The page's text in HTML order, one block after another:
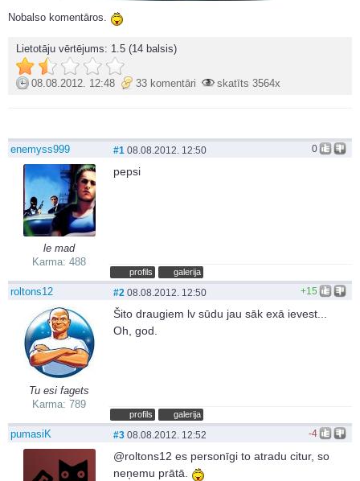
Nobalso komentāros.
Lietotāju vērtējums: 1.5 (14 balsis)
08.08.2012. 12:48 33 komentāri skatīts 3564x
enemyss999
le mad
Karma: 488
0
#1 08.08.2012. 12:50
pepsi
profils galerija
roltons12
Tu esi fagets
Karma: 789
+15
#2 08.08.2012. 12:50
Šito draugiem lv sūdu jau sāk exā ievest...
Oh, god.
profils galerija
pumasiK -4
#3 08.08.2012. 12:52
@roltons12 es personīgi to atradu citur, so
neņemu prātā.